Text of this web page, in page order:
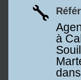

à